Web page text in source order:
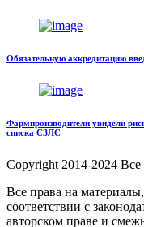
Обязательную аккредитацию
Фармпроизводители увидели
списка СЗЛС
Copyright 2014-2024
Все права на
соответствии с
авторском праве и